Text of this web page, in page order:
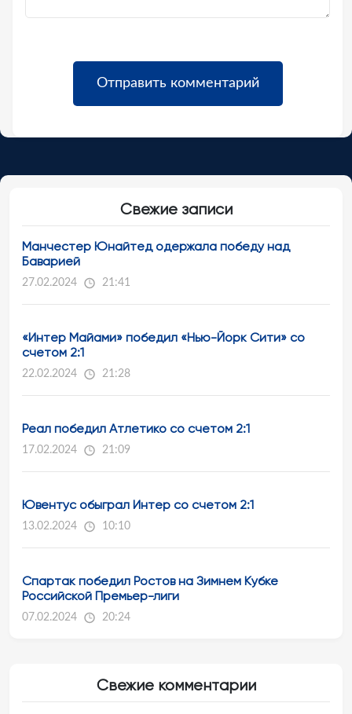
Свежие записи
Манчестер Юнайтед одержала победу над
Баварией
27.02.2024 21:41
«Интер Майами» победил «Нью-Йорк Сити» со
счетом 2:1
22.02.2024 21:28
Реал победил Атлетико со счетом 2:1
17.02.2024 21:09
Ювентус обыграл Интер со счетом 2:1
13.02.2024 10:10
Спартак победил Ростов на Зимнем Кубке
Российской Премьер-лиги
07.02.2024 20:24
Свежие комментарии